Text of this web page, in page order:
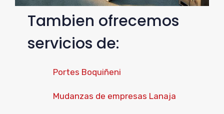
Tambien ofrecemos
servicios de:
Portes Boquiñeni
Mudanzas de empresas Lanaja